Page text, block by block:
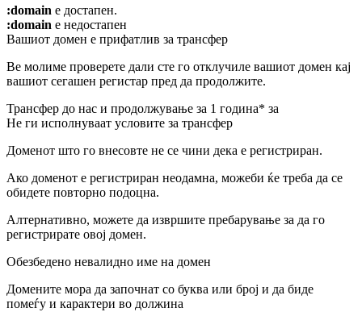
:domain е достапен.
:domain е недостапен
Вашиот домен е прифатлив за трансфер
Ве молиме проверете дали сте го отклучиле вашиот домен кај
вашиот сегашен регистар пред да продолжите.
Трансфер до нас и продолжување за 1 година* за
Не ги исполнуваат условите за трансфер
Доменот што го внесовте не се чини дека е регистриран.
Ако доменот е регистриран неодамна, можеби ќе треба да се
обидете повторно подоцна.
Алтернативно, можете да извршите пребарување за да го
регистрирате овој домен.
Обезбедено невалидно име на домен
Домените мора да започнат со буква или број и да биде
помеѓу и карактери во должина